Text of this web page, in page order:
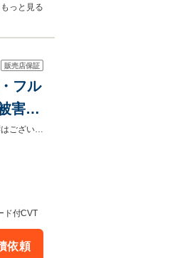
っと見る
販売店保証
フル
害軽
ート
ド付CVT
依頼